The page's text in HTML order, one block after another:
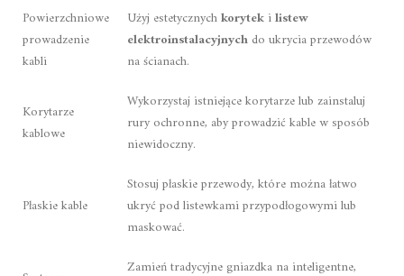
Powierzchniowe
prowadzenie
kabli
Użyj estetycznychkorytek ilistew
elektroinstalacyjnych do ukrycia przewodów
na ścianach.
Korytarze
kablowe
Wykorzystaj istniejące korytarze lub zainstaluj
rury ochronne, aby prowadzić kable w sposób
niewidoczny.
Płaskie kable
Stosuj płaskie przewody, które można łatwo
ukryć pod listewkami przypodłogowymi lub
maskować.
Zamień tradycyjne gniazdka na inteligentne,